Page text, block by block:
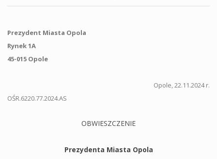
Prezydent Miasta Opola
Rynek 1A
45-015 Opole
Opole, 22.11.2024 r.
OŚR.6220.77.2024.AS
OBWIESZCZENIE
Prezydenta Miasta Opola